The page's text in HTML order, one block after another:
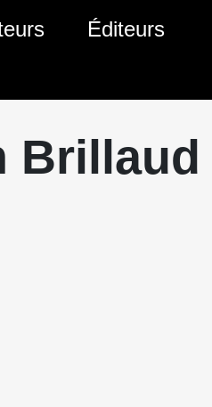
Éditeurs
Brillaud